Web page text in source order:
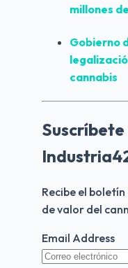
millones
Gobierno
cannabis
Recibe el
de valor del
Email Address